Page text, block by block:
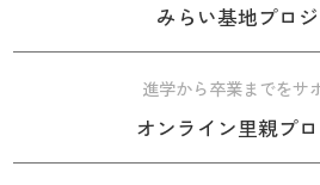
みらい基地プロ
進学から卒業までをサ
オンライン里親プ